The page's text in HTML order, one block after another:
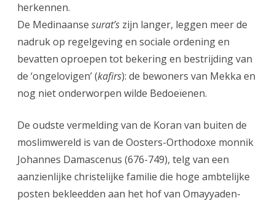
herkennen.
De Medinaanse surat’s zijn langer, leggen meer de
nadruk op regelgeving en sociale ordening en
bevatten oproepen tot bekering en bestrijding van
de ‘ongelovigen’ (kafirs): de bewoners van Mekka en
nog niet onderworpen wilde Bedoeïenen.
De oudste vermelding van de Koran van buiten de
moslimwereld is van de Oosters-Orthodoxe monnik
Johannes Damascenus (676-749), telg van een
aanzienlijke christelijke familie die hoge ambtelijke
posten bekleedden aan het hof van Omayyaden-